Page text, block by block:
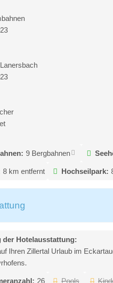
9 Bergbahnen
8 km entfernt Hochseilpark:
der Hotelausstattung:
Ihren Zillertal Urlaub im
26 Pools